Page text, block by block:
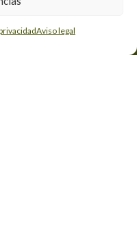
Aviso legal